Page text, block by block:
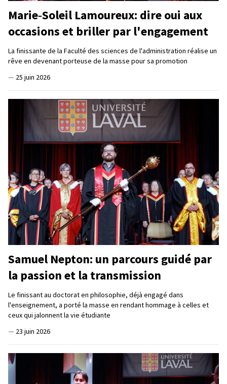
Marie‑Soleil Lamoureux: dire oui aux
occasions et briller par l'engagement
La finissante de la Faculté des sciences de l'administration réalise un
rêve en devenant porteuse de la masse pour sa promotion
— 25 juin 2026
Samuel Nepton: un parcours guidé par
la passion et la transmission
Le finissant au doctorat en philosophie, déjà engagé dans
l'enseignement, a porté la masse en rendant hommage à celles et
ceux qui jalonnent la vie étudiante
— 23 juin 2026